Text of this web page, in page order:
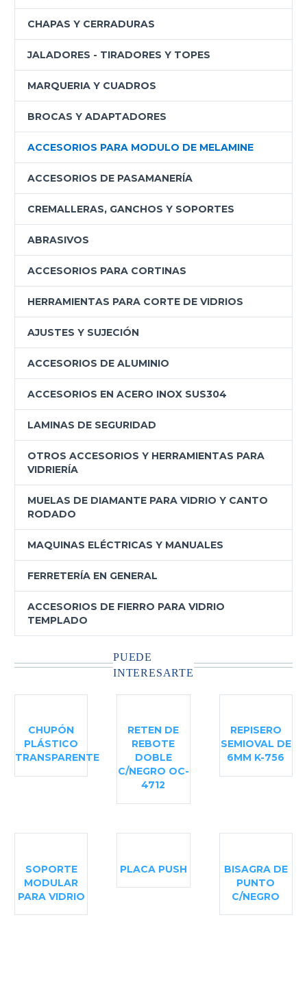
CHAPAS Y CERRADURAS
JALADORES - TIRADORES Y TOPES
MARQUERIA Y CUADROS
BROCAS Y ADAPTADORES
ACCESORIOS PARA MODULO DE MELAMINE
ACCESORIOS DE PASAMANERÍA
CREMALLERAS, GANCHOS Y SOPORTES
ABRASIVOS
ACCESORIOS PARA CORTINAS
HERRAMIENTAS PARA CORTE DE VIDRIOS
AJUSTES Y SUJECIÓN
ACCESORIOS DE ALUMINIO
ACCESORIOS EN ACERO INOX SUS304
LAMINAS DE SEGURIDAD
OTROS ACCESORIOS Y HERRAMIENTAS PARA
VIDRIERÍA
MUELAS DE DIAMANTE PARA VIDRIO Y CANTO
RODADO
MAQUINAS ELÉCTRICAS Y MANUALES
FERRETERÍA EN GENERAL
ACCESORIOS DE FIERRO PARA VIDRIO
TEMPLADO
PUEDE
INTERESARTE
CHUPÓN
PLÁSTICO
TRANSPARENTE
RETEN DE
REBOTE
DOBLE
C/NEGRO OC-
4712
REPISERO
SEMIOVAL DE
6MM K-756
SOPORTE
MODULAR
PARA VIDRIO
PLACA PUSH
BISAGRA DE
PUNTO
C/NEGRO